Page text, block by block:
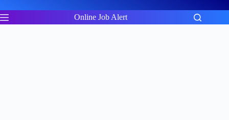
to
content
Online Job Alert